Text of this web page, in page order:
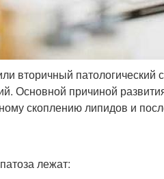
вторичный
Основной причиной
скоплению липидов и
лежат: